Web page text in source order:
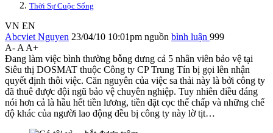
Thời Sự Cuộc Sống
VN EN
Abcviet Nguyen 23/04/10 10:01pm nguồn bình luận 999
A- A A+
Đang làm việc bình thường bỗng dưng cả 5 nhân viên bảo vệ tại
Siêu thị DOSMAT thuộc Công ty CP Trung Tín bị gọi lên nhận
quyết định thôi việc. Căn nguyên của việc sa thải này là bởi công ty
đã thuê được đội ngũ bảo vệ chuyên nghiệp. Tuy nhiên điều đáng
nói hơn cả là hầu hết tiền lương, tiền đặt cọc thế chấp và những chế
độ khác của người lao động đều bị công ty này lờ tịt…